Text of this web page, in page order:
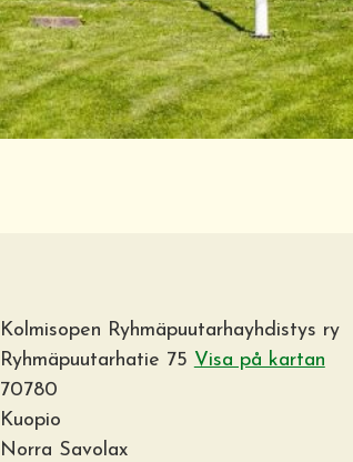
Kolmisopen Ryhmäpuutarhayhdistys ry
Ryhmäpuutarhatie 75 Visa på kartan
70780
Kuopio
Norra Savolax